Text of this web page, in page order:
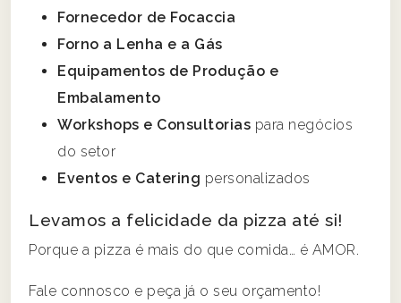
Fornecedor de Focaccia
Forno a Lenha e a Gás
Equipamentos de Produção e
Embalamento
Workshops e Consultorias para negócios
do setor
Eventos e Catering personalizados
Levamos a felicidade da pizza até si!
Porque a pizza é mais do que comida… é AMOR.
Fale connosco e peça já o seu orçamento!